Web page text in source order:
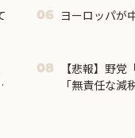
06 ヨーロッパが
08
【悲報】野
「無責任な減